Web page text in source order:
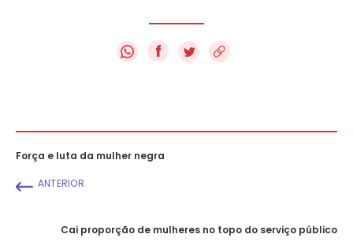
f
Força e luta da mulher negra
ANTERIOR
Cai proporção de mulheres no topo do serviço público